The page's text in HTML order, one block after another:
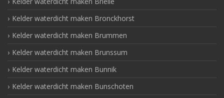
Kelder waterdicht maken Bronckhorst
Kelder waterdicht maken Brummen
Kelder waterdicht maken Brunssum
Kelder waterdicht maken Bunnik
Kelder waterdicht maken Bunschoten